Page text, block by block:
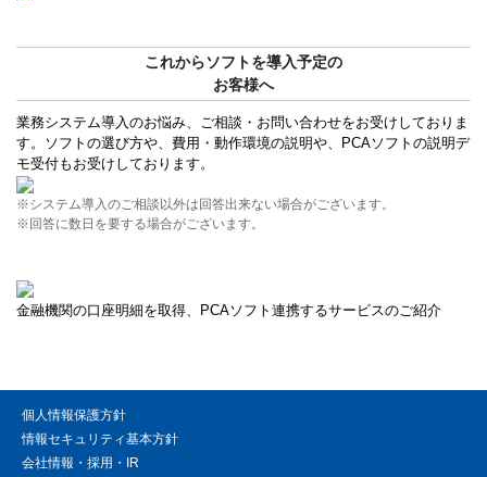
これからソフトを導入予定の
お客様へ
業務システム導入のお悩み、ご相談・お問い合わせをお受けしておりま
す。ソフトの選び方や、費用・動作環境の説明や、PCAソフトの説明デ
モ受付もお受けしております。
※システム導入のご相談以外は回答出来ない場合がございます。
※回答に数日を要する場合がございます。
金融機関の口座明細を取得、PCAソフト連携するサービスのご紹介
個人情報保護方針
情報セキュリティ基本方針
会社情報・採用・IR